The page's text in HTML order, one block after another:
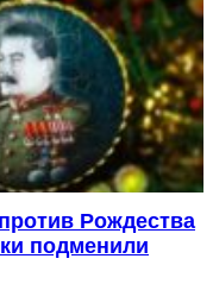
Рождества
подменили